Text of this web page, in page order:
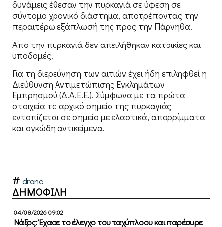
δυνάμεις έθεσαν την πυρκαγιά σε ύφεση σε
σύντομο χρονικό διάστημα, αποτρέποντας την
περαιτέρω εξάπλωσή της προς την Πάρνηθα.
Απο την πυρκαγιά δεν απειλήθηκαν κατοικίες και
υποδομές.
Για τη διερεύνηση των αιτιών έχει ήδη επιληφθεί η
Διεύθυνση Αντιμετώπισης Εγκλημάτων
Εμπρησμού (Δ.Α.Ε.Ε.). Σύμφωνα με τα πρώτα
στοιχεία το αρχικό σημείο της πυρκαγιάς
εντοπίζεται σε σημείο με ελαστικά, απορρίμματα
και ογκώδη αντικείμενα.
drone
ΔΗΜΟΦΙΛΗ
04/08/2026 09:02
Νάξος: Έχασε το έλεγχο του ταχύπλοου και παρέσυρε